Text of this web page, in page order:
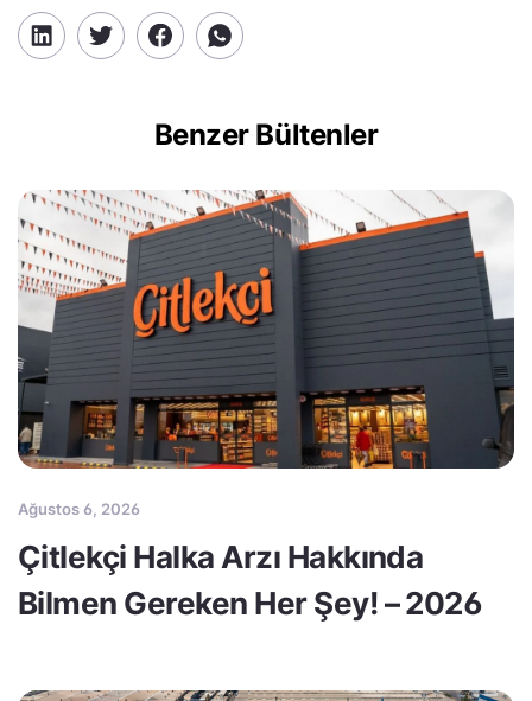
Benzer Bültenler
Ağustos 6, 2026
Çitlekçi Halka Arzı Hakkında
Bilmen Gereken Her Şey! – 2026